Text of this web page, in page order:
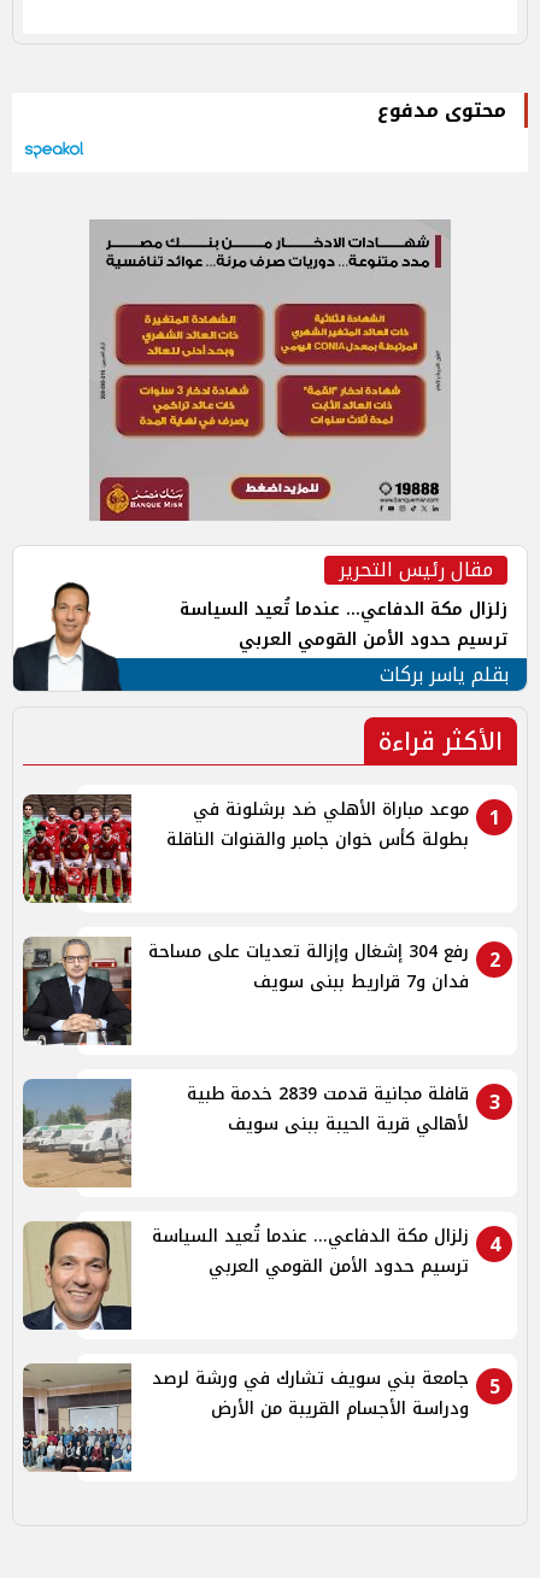
محتوى مدفوع
مقال رئيس التحرير
زلزال مكة الدفاعي... عندما تُعيد السياسة
ترسيم حدود الأمن القومي العربي
بقلم ياسر بركات
الأكثر قراءة
1
موعد مباراة الأهلي ضد برشلونة في
بطولة كأس خوان جامبر والقنوات الناقلة
2
رفع 304 إشغال وإزالة تعديات على مساحة
فدان و7 قراريط ببنى سويف
3
قافلة مجانية قدمت 2839 خدمة طبية
لأهالي قرية الحيبة ببنى سويف
4
زلزال مكة الدفاعي... عندما تُعيد السياسة
ترسيم حدود الأمن القومي العربي
5
جامعة بني سويف تشارك في ورشة لرصد
ودراسة الأجسام القريبة من الأرض